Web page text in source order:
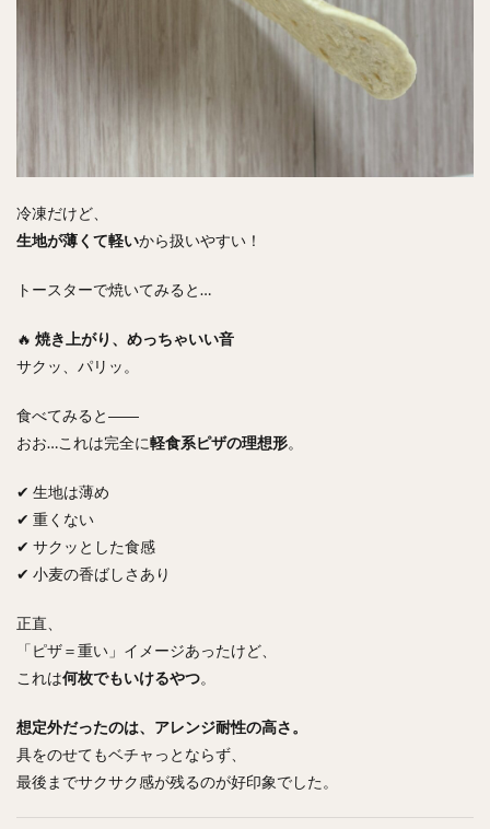
冷凍だけど、
生地が薄くて軽いから扱いやすい！
トースターで焼いてみると…
🔥 焼き上がり、めっちゃいい音
サクッ、パリッ。
食べてみると――
おお…これは完全に軽食系ピザの理想形。
✔ 生地は薄め
✔ 重くない
✔ サクッとした食感
✔ 小麦の香ばしさあり
正直、
「ピザ＝重い」イメージあったけど、
これは何枚でもいけるやつ。
想定外だったのは、アレンジ耐性の高さ。
具をのせてもベチャっとならず、
最後までサクサク感が残るのが好印象でした。